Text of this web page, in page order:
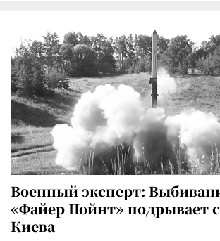
Военный эксперт:
«Файер Пойнт» подрывает
Киева